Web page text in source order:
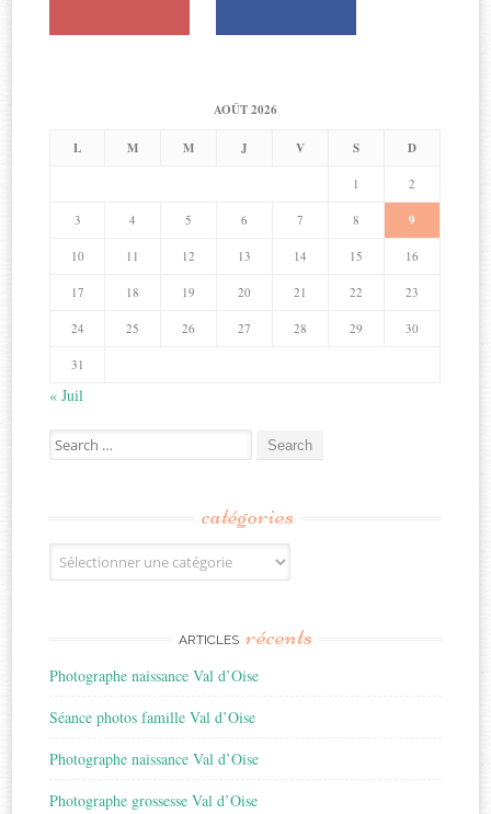
AOÛT 2026
L M M J V S D
1 2
3 4 5 6 7 8 9
10 11 12 13 14 15 16
17 18 19 20 21 22 23
24 25 26 27 28 29 30
31
« Juil
Search
for:
catégories
Catégories
ARTICLES récents
Photographe naissance Val d’Oise
Séance photos famille Val d’Oise
Photographe naissance Val d’Oise
Photographe grossesse Val d’Oise